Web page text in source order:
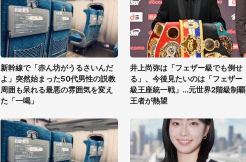
新幹線で「赤ん坊がうるさいんだ
よ」突然始まった50代男性の説教
周囲も呆れる最悪の雰囲気を変え
た「一喝」
井上尚弥は「フェザー級でも倒せ
る」、今後見たいのは「フェザー
級王座統一戦」...元世界2階級制覇
王者が熱望